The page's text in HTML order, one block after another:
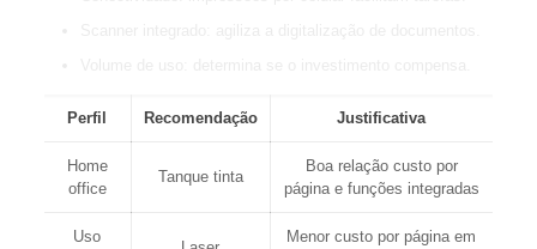
Perfil Recomendação Justificativa
Home
office
Tanque tinta
Boa relação custo por
página e funções integradas
Uso
Menor custo por página em